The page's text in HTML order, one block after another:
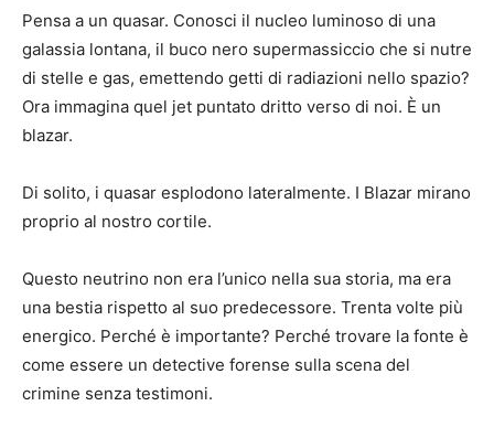
Pensa a un quasar. Conosci il nucleo luminoso di una
galassia lontana, il buco nero supermassiccio che si nutre
di stelle e gas, emettendo getti di radiazioni nello spazio?
Ora immagina quel jet puntato dritto verso di noi. È un
blazar.
Di solito, i quasar esplodono lateralmente. I Blazar mirano
proprio al nostro cortile.
Questo neutrino non era l’unico nella sua storia, ma era
una bestia rispetto al suo predecessore. Trenta volte più
energico. Perché è importante? Perché trovare la fonte è
come essere un detective forense sulla scena del
crimine senza testimoni.